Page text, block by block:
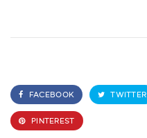
FACEBOOK TWITTER
PINTEREST